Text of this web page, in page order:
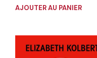
AJOUTER AU PANIER